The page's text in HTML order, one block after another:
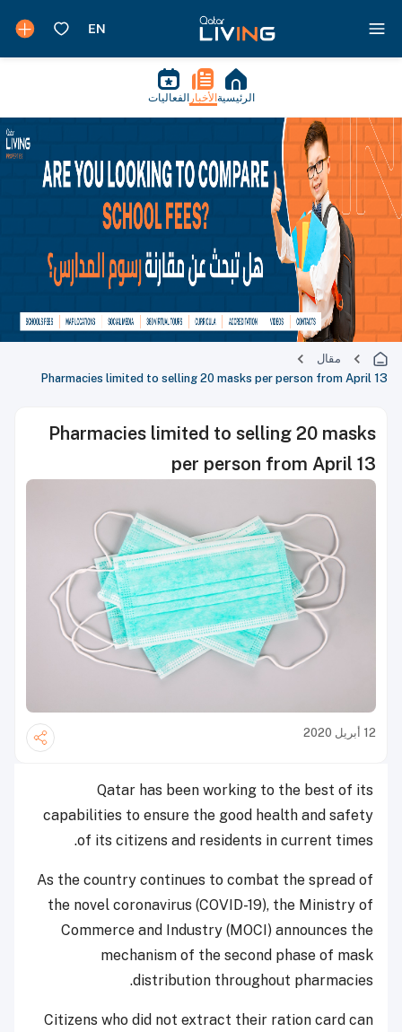
الرئيسية الأخبار الفعاليات
مقال
Pharmacies limited to selling 20 masks per person from April 13
Pharmacies limited to selling 20 masks
per person from April 13
12 أبريل 2020
Qatar has been working to the best of its
capabilities to ensure the good health and safety
of its citizens and residents in current times.
As the country continues to combat the spread of
the novel coronavirus (COVID-19), the Ministry of
Commerce and Industry (MOCI) announces the
mechanism of the second phase of mask
distribution throughout pharmacies.
Citizens who did not extract their ration card can